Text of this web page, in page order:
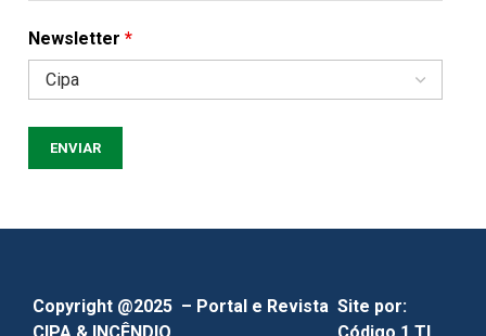
Newsletter *
Copyright @2025 – Portal e Revista Site por: